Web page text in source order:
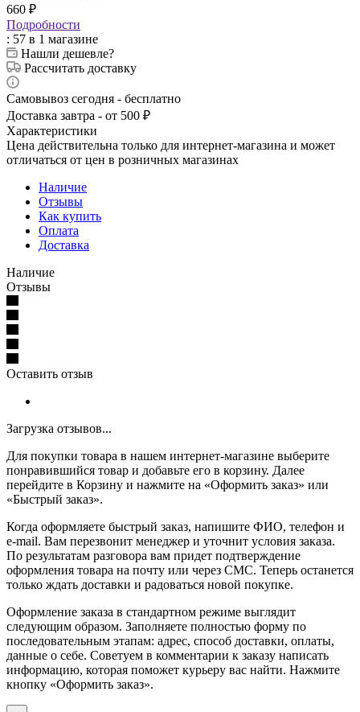
660 ₽
Подробности
: 57 в 1 магазине
Нашли дешевле?
Рассчитать доставку
Самовывоз сегодня - бесплатно
Доставка завтра - от 500 ₽
Характеристики
Цена действительна только для интернет-магазина и может
отличаться от цен в розничных магазинах
Наличие
Отзывы
Как купить
Оплата
Доставка
Наличие
Отзывы
Оставить отзыв
Загрузка отзывов...
Для покупки товара в нашем интернет-магазине выберите
понравившийся товар и добавьте его в корзину. Далее
перейдите в Корзину и нажмите на «Оформить заказ» или
«Быстрый заказ».
Когда оформляете быстрый заказ, напишите ФИО, телефон и
e-mail. Вам перезвонит менеджер и уточнит условия заказа.
По результатам разговора вам придет подтверждение
оформления товара на почту или через СМС. Теперь останется
только ждать доставки и радоваться новой покупке.
Оформление заказа в стандартном режиме выглядит
следующим образом. Заполняете полностью форму по
последовательным этапам: адрес, способ доставки, оплаты,
данные о себе. Советуем в комментарии к заказу написать
информацию, которая поможет курьеру вас найти. Нажмите
кнопку «Оформить заказ».